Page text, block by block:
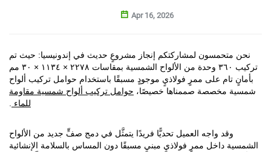
Apr 16, 2026
لمشاركتكم إنجاز مشروعٍ حديث في إندونيسيا: حيث تم
تركيب ٣٦٠ وحدة من الألواح الشمسية بمقاسات ٢٢٧٨ × ١١٣٤ × ٣٠ مم
على ممرٍ فولاذيٍ موجودٍ مسبقًا باستخدام حوامل تركيب ألواح
صممناها خصيصًا،حوامل تركيب ألواح شمسية مقاومة
واجه العميل تحديًّا فريدًا يتمثَّل في دمج صفٍّ جديد من الألواح
ممرٍ فولاذيٍ مبنيٍ مسبقًا دون المساس بالسلامة الإنشائية